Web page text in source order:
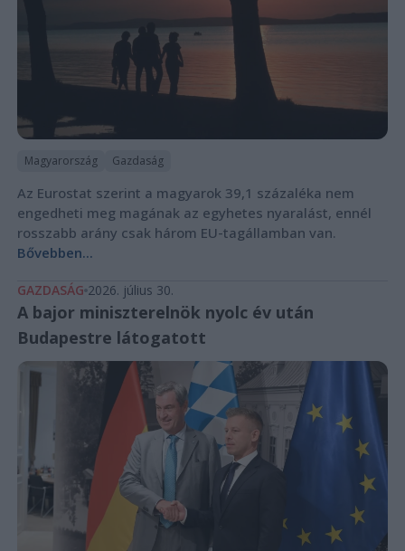
Magyarország Gazdaság
Az Eurostat szerint a magyarok 39,1 százaléka nem
engedheti meg magának az egyhetes nyaralást, ennél
rosszabb arány csak három EU-tagállamban van.
Bővebben...
GAZDASÁG 2026. július 30.
A bajor miniszterelnök nyolc év után
Budapestre látogatott